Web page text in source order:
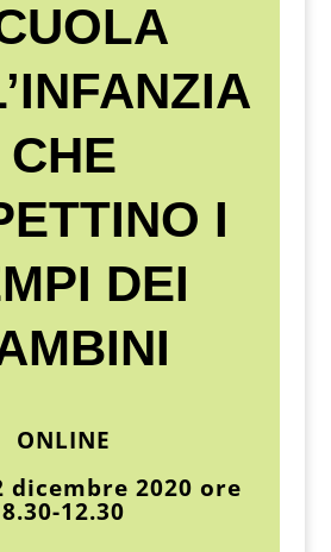
CHE
I
DEI
ONLINE
dicembre 2020 ore
8.30-12.30